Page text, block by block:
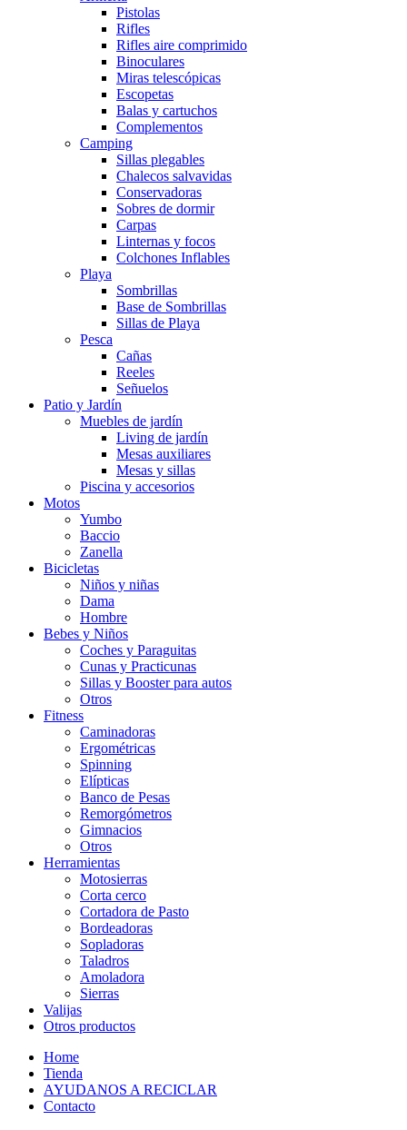
Pistolas
Rifles
Rifles aire comprimido
Binoculares
Miras telescópicas
Escopetas
Balas y cartuchos
Complementos
Camping
Sillas plegables
Chalecos salvavidas
Conservadoras
Sobres de dormir
Carpas
Linternas y focos
Colchones Inflables
Playa
Sombrillas
Base de Sombrillas
Sillas de Playa
Pesca
Cañas
Reeles
Señuelos
Patio y Jardín
Muebles de jardín
Living de jardín
Mesas auxiliares
Mesas y sillas
Piscina y accesorios
Motos
Yumbo
Baccio
Zanella
Bicicletas
Niños y niñas
Dama
Hombre
Bebes y Niños
Coches y Paraguitas
Cunas y Practicunas
Sillas y Booster para autos
Otros
Fitness
Caminadoras
Ergométricas
Spinning
Elípticas
Banco de Pesas
Remorgómetros
Gimnacios
Otros
Herramientas
Motosierras
Corta cerco
Cortadora de Pasto
Bordeadoras
Sopladoras
Taladros
Amoladora
Sierras
Valijas
Otros productos
Home
Tienda
AYUDANOS A RECICLAR
Contacto